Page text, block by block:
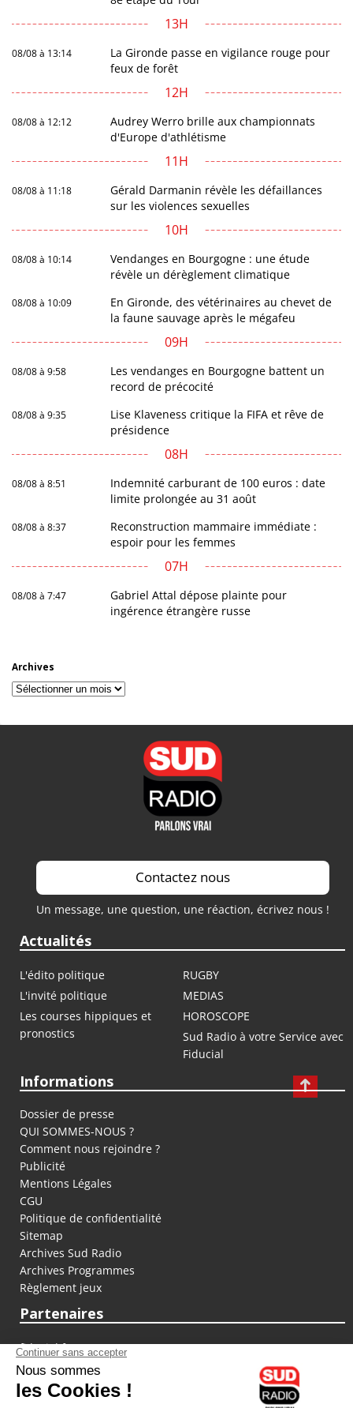
13H
08/08 à 13:14
La Gironde passe en vigilance rouge pour
feux de forêt
12H
08/08 à 12:12
Audrey Werro brille aux championnats
d'Europe d'athlétisme
11H
08/08 à 11:18
Gérald Darmanin révèle les défaillances
sur les violences sexuelles
10H
08/08 à 10:14
Vendanges en Bourgogne : une étude
révèle un dérèglement climatique
08/08 à 10:09
En Gironde, des vétérinaires au chevet de
la faune sauvage après le mégafeu
09H
08/08 à 9:58
Les vendanges en Bourgogne battent un
record de précocité
08/08 à 9:35
Lise Klaveness critique la FIFA et rêve de
présidence
08H
08/08 à 8:51
Indemnité carburant de 100 euros : date
limite prolongée au 31 août
08/08 à 8:37
Reconstruction mammaire immédiate :
espoir pour les femmes
07H
08/08 à 7:47
Gabriel Attal dépose plainte pour
ingérence étrangère russe
Archives
Archives
Contactez nous
Un message, une question, une réaction, écrivez nous !
Actualités
L'édito politique
RUGBY
L'invité politique
MEDIAS
Les courses hippiques et
pronostics
HOROSCOPE
Sud Radio à votre Service avec
Fiducial
Informations
Dossier de presse
QUI SOMMES-NOUS ?
Comment nous rejoindre ?
Publicité
Mentions Légales
CGU
Politique de confidentialité
Sitemap
Archives Sud Radio
Archives Programmes
Règlement jeux
Partenaires
fiducial.fr
lyoncapitale.fr
olympique-et-lyonnais.com